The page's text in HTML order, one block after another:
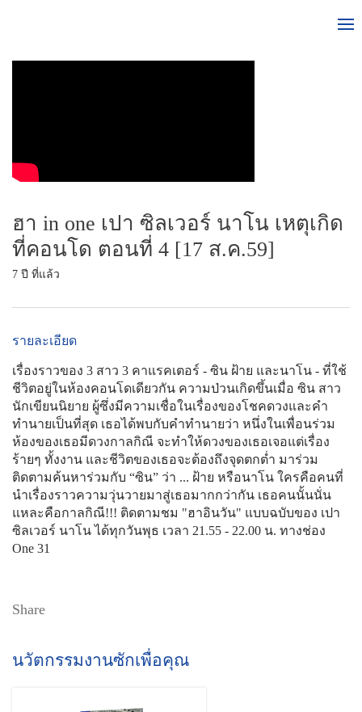
ฮา in one เปา ซิลเวอร์ นาโน เหตุเกิด
ที่คอนโด ตอนที่ 4 [17 ส.ค.59]
7 ปี ที่แล้ว
รายละเอียด
เรื่องราวของ 3 สาว 3 คาแรคเตอร์ - ซิน ฝ้าย และนาโน - ที่ใช้
ชีวิตอยู่ในห้องคอนโดเดียวกัน ความป่วนเกิดขึ้นเมื่อ ซิน สาว
นักเขียนนิยาย ผู้ซึ่งมีความเชื่อในเรื่องของโชคดวงและคำ
ทำนายเป็นที่สุด เธอได้พบกับคำทำนายว่า หนึ่งในเพื่อนร่วม
ห้องของเธอมีดวงกาลกิณี จะทำให้ดวงของเธอเจอแต่เรื่อง
ร้ายๆ ทั้งงาน และชีวิตของเธอจะต้องถึงจุดตกต่ำ มาร่วม
ติดตามค้นหาร่วมกับ “ซิน” ว่า ... ฝ้าย หรือนาโน ใครคือคนที่
นำเรื่องราวความวุ่นวายมาสู่เธอมากกว่ากัน เธอคนนั้นนั่น
แหละคือกาลกิณี!!! ติดตามชม "ฮาอินวัน" แบบฉบับของ เปา
ซิลเวอร์ นาโน ได้ทุกวันพุธ เวลา 21.55 - 22.00 น. ทางช่อง
One 31
Share
นวัตกรรมงานซักเพื่อคุณ